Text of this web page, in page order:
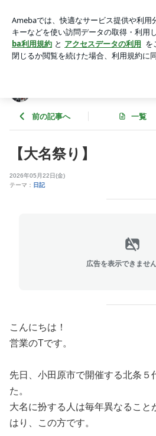
アプリをダウンロードして ブログの更新
ょう。
前の記事へ 一覧
【大名祭り】
2026年05月22日(金)
テーマ： 日記
広告を表示できませ
こんにちは！
営業のTです。
先日、小田原市で開催する北条５
た。
大名に扮する人は毎年異なること
はり、この方です。